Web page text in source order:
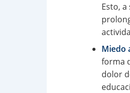
Esto,
Miedo
forma
dolor